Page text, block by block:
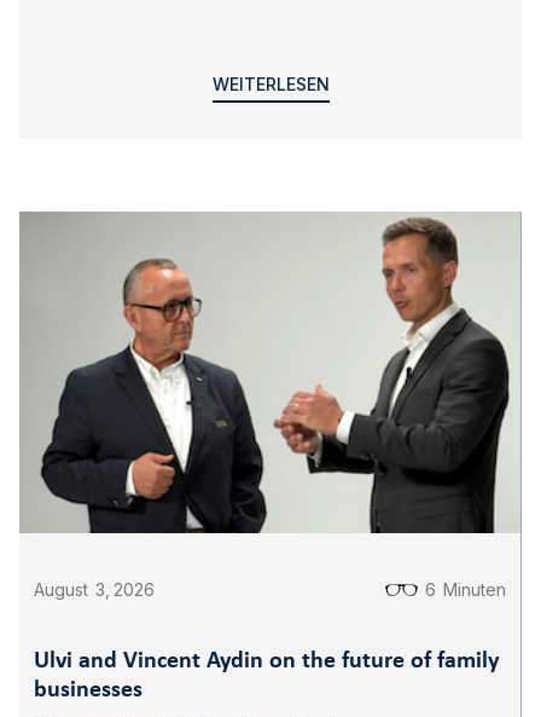
WEITERLESEN
August 3 2026 6 Minuten
Ulvi and Vincent Aydin on the future of family
businesses